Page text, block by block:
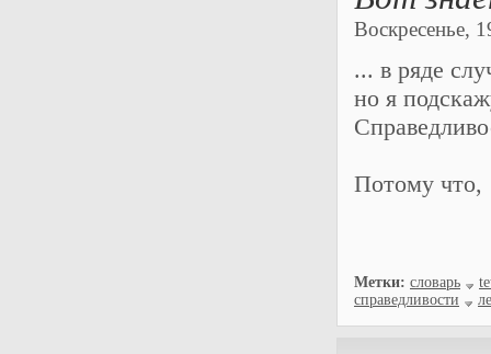
Воскресенье,
... в ряде
но я
Потому что,
Метки: словарь
справедливости